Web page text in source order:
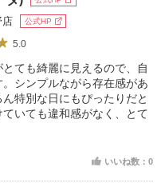
店 公式HP
5.0
ても綺麗に見えるので、自
シンプルながら存在感があ
特別な日にもぴったりだと
いても違和感がなく、とて
いいね数：0